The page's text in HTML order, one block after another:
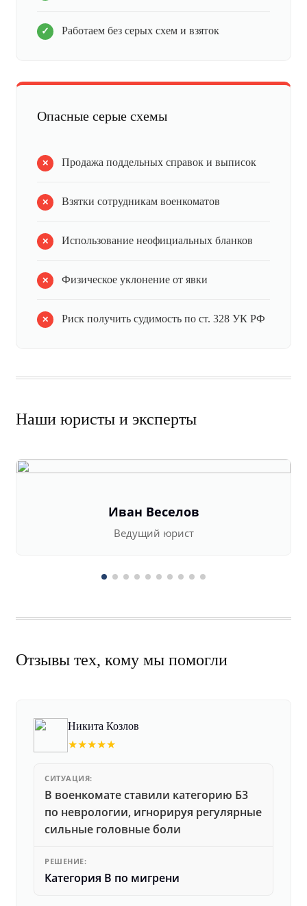
Работаем без серых схем и взяток
Опасные серые схемы
Продажа поддельных справок и выписок
Взятки сотрудникам военкоматов
Использование неофициальных бланков
Физическое уклонение от явки
Риск получить судимость по ст. 328 УК РФ
Наши юристы и эксперты
Иван Веселов
Ведущий юрист
Отзывы тех, кому мы помогли
Никита Козлов
★★★★★
СИТУАЦИЯ:
В военкомате ставили категорию Б3
по неврологии, игнорируя регулярные
сильные головные боли
РЕШЕНИЕ:
Категория В по мигрени